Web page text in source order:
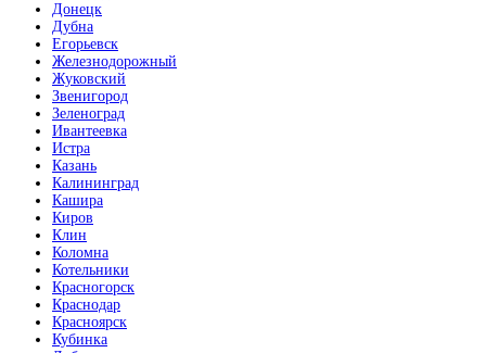
Донецк
Дубна
Егорьевск
Железнодорожный
Жуковский
Звенигород
Зеленоград
Ивантеевка
Истра
Казань
Калининград
Кашира
Киров
Клин
Коломна
Котельники
Красногорск
Краснодар
Красноярск
Кубинка